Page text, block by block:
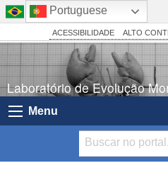
BRASIL
ACESSIBILIDADE ALTO
Laboratório de Evolução
Menu
Portuguese